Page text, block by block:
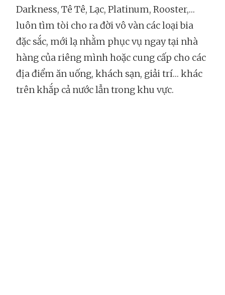
Darkness, Tê Tê, Lạc, Platinum, Rooster,…
luôn tìm tòi cho ra đời vô vàn các loại bia
đặc sắc, mới lạ nhằm phục vụ ngay tại nhà
hàng của riêng mình hoặc cung cấp cho các
địa điểm ăn uống, khách sạn, giải trí… khác
trên khắp cả nước lẫn trong khu vực.